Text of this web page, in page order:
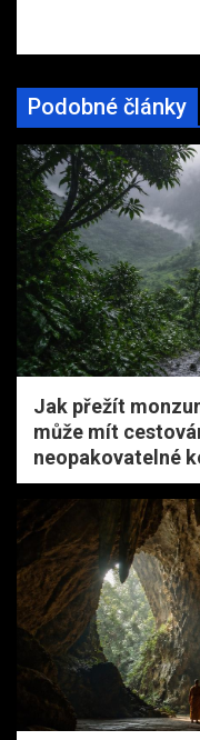
Podobné články
Jak přežít
může mít
neopakovatelné